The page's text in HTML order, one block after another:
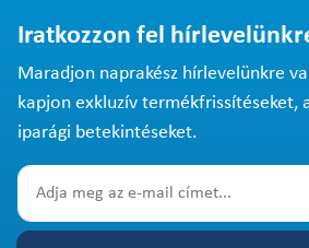
Iratkozzon fel
Maradjon naprakész hírlevelünkre
kapjon exkluzív termékfrissítéseket,
iparági betekintéseket.